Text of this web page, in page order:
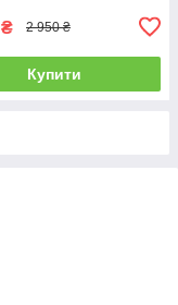
₴ 2 950 ₴
Купити